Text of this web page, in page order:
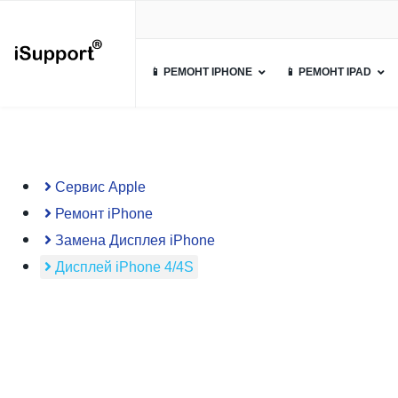
📱 РЕМОНТ IPHONE 📱 РЕМОНТ IPAD
Сервис Apple
Ремонт iPhone
Замена Дисплея iPhone
Дисплей iPhone 4/4S